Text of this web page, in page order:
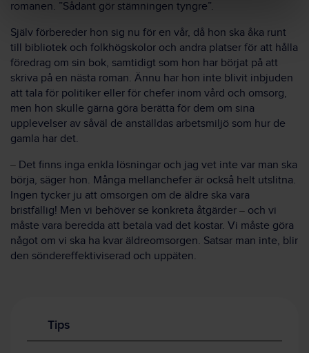
romanen. ”Sådant gör stämningen tyngre”.
Själv förbereder hon sig nu för en vår, då hon ska åka runt
till bibliotek och folkhögskolor och andra platser för att hålla
föredrag om sin bok, samtidigt som hon har börjat på att
skriva på en nästa roman. Ännu har hon inte blivit inbjuden
att tala för politiker eller för chefer inom vård och omsorg,
men hon skulle gärna göra berätta för dem om sina
upplevelser av såväl de anställdas arbetsmiljö som hur de
gamla har det.
– Det finns inga enkla lösningar och jag vet inte var man ska
börja, säger hon. Många mellanchefer är också helt utslitna.
Ingen tycker ju att omsorgen om de äldre ska vara
bristfällig! Men vi behöver se konkreta åtgärder – och vi
måste vara beredda att betala vad det kostar. Vi måste göra
något om vi ska ha kvar äldreomsorgen. Satsar man inte, blir
den söndereffektiviserad och uppäten.
Tips